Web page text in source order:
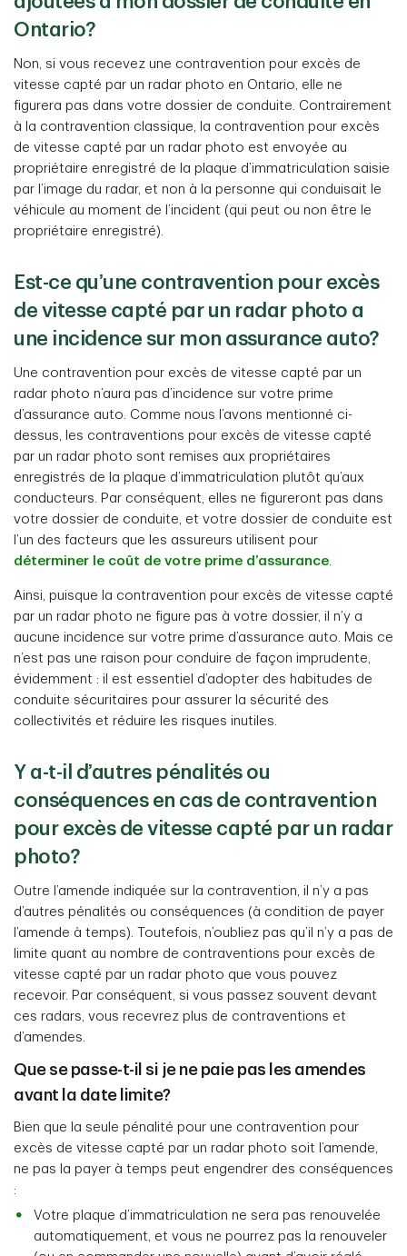
Ontario?
Non, si vous recevez une contravention pour excès de
vitesse capté par un radar photo en Ontario, elle ne
figurera pas dans votre dossier de conduite. Contrairement
à la contravention classique, la contravention pour excès
de vitesse capté par un radar photo est envoyée au
propriétaire enregistré de la plaque d’immatriculation saisie
par l’image du radar, et non à la personne qui conduisait le
véhicule au moment de l’incident (qui peut ou non être le
propriétaire enregistré).
Est-ce qu’une contravention pour excès
de vitesse capté par un radar photo a
une incidence sur mon assurance auto?
Une contravention pour excès de vitesse capté par un
radar photo n’aura pas d’incidence sur votre prime
d’assurance auto. Comme nous l’avons mentionné ci-
dessus, les contraventions pour excès de vitesse capté
par un radar photo sont remises aux propriétaires
enregistrés de la plaque d’immatriculation plutôt qu’aux
conducteurs. Par conséquent, elles ne figureront pas dans
votre dossier de conduite, et votre dossier de conduite est
l’un des facteurs que les assureurs utilisent pour
déterminer le coût de votre prime d’assurance.
Ainsi, puisque la contravention pour excès de vitesse capté
par un radar photo ne figure pas à votre dossier, il n’y a
aucune incidence sur votre prime d’assurance auto. Mais ce
n’est pas une raison pour conduire de façon imprudente,
évidemment : il est essentiel d’adopter des habitudes de
conduite sécuritaires pour assurer la sécurité des
collectivités et réduire les risques inutiles.
Y a-t-il d’autres pénalités ou
conséquences en cas de contravention
pour excès de vitesse capté par un radar
photo?
Outre l’amende indiquée sur la contravention, il n’y a pas
d’autres pénalités ou conséquences (à condition de payer
l’amende à temps). Toutefois, n’oubliez pas qu’il n’y a pas de
limite quant au nombre de contraventions pour excès de
vitesse capté par un radar photo que vous pouvez
recevoir. Par conséquent, si vous passez souvent devant
ces radars, vous recevrez plus de contraventions et
d’amendes.
Que se passe-t-il si je ne paie pas les amendes
avant la date limite?
Bien que la seule pénalité pour une contravention pour
excès de vitesse capté par un radar photo soit l’amende,
ne pas la payer à temps peut engendrer des conséquences
:
Votre plaque d’immatriculation ne sera pas renouvelée
automatiquement, et vous ne pourrez pas la renouveler